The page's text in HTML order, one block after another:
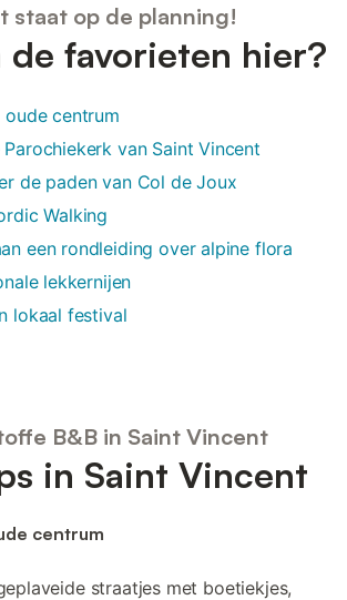
staat op de planning!
de favorieten hier?
oude centrum
van Saint Vincent
de paden van Col de Joux
Walking
een rondleiding over alpine flora
lekkernijen
lokaal festival
B&B in Saint Vincent
in Saint Vincent
centrum
straatjes met boetiekjes,